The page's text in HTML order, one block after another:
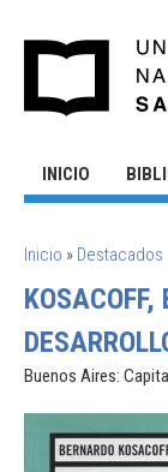
INICIO
SE ENCUENTRA
Inicio » Destacados
Buenos Aires: